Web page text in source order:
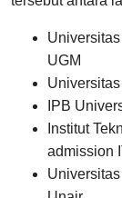
UGM
IPB
Institut
admission